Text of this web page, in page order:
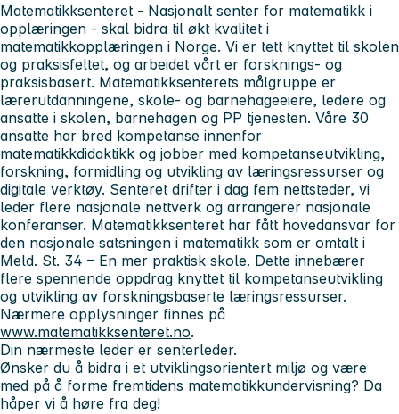
Matematikksenteret - Nasjonalt senter for matematikk i
opplæringen - skal bidra til økt kvalitet i
matematikkopplæringen i Norge. Vi er tett knyttet til skolen
og praksisfeltet, og arbeidet vårt er forsknings- og
praksisbasert. Matematikksenterets målgruppe er
lærerutdanningene, skole- og barnehageeiere, ledere og
ansatte i skolen, barnehagen og PP tjenesten. Våre 30
ansatte har bred kompetanse innenfor
matematikkdidaktikk og jobber med kompetanseutvikling,
forskning, formidling og utvikling av læringsressurser og
digitale verktøy. Senteret drifter i dag fem nettsteder, vi
leder flere nasjonale nettverk og arrangerer nasjonale
konferanser. Matematikksenteret har fått hovedansvar for
den nasjonale satsningen i matematikk som er omtalt i
Meld. St. 34 – En mer praktisk skole. Dette innebærer
flere spennende oppdrag knyttet til kompetanseutvikling
og utvikling av forskningsbaserte læringsressurser.
Nærmere opplysninger finnes på
www.matematikksenteret.no.
Din nærmeste leder er senterleder.
Ønsker du å bidra i et utviklingsorientert miljø og være
med på å forme fremtidens matematikkundervisning? Da
håper vi å høre fra deg!